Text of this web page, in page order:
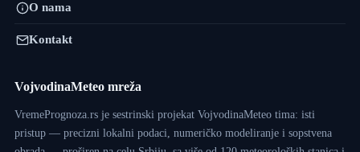
O nama
Kontakt
VojvodinaMeteo mreža
VremePrognoza.rs je sestrinski projekat VojvodinaMeteo tima: isti
pristup — precizni lokalni podaci, numeričko modeliranje i sopstvena